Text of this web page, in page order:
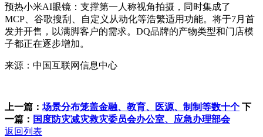
预热小米AI眼镜：支撑第一人称视角拍摄，同时集成了
MCP、谷歌搜刮、自定义从动化等浩繁适用功能。将于7月首
发并开售，以满脚客户的需求。DQ品牌的产物类型和门店模
子都正在逐步增加。
来源：中国互联网信息中心
上一篇： 场景分布笼盖金融、教育、医源、制制等数十个 下
一篇： 国度防灾减灾救灾委员会办公室、应急办理部会
返回列表